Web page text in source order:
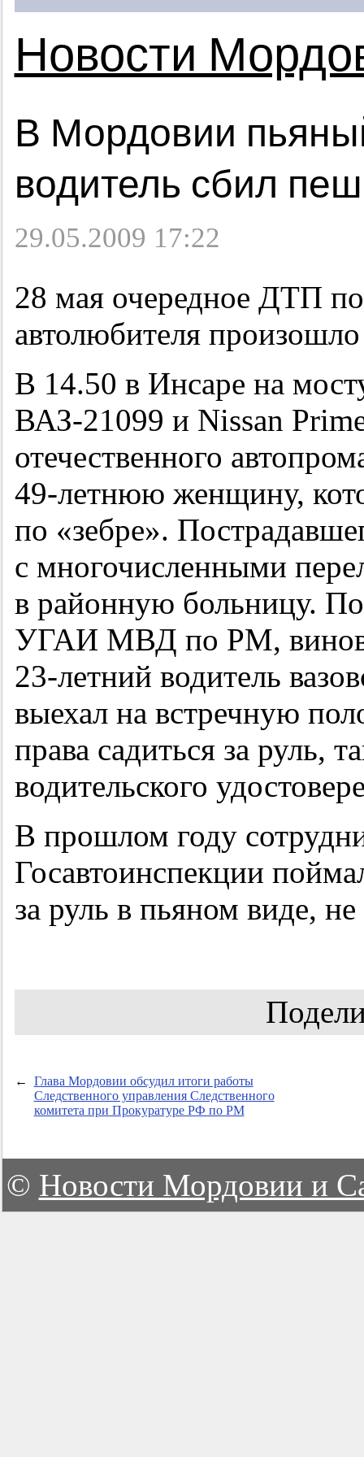
Новости
В Мордовии
водитель сбил
29.05.2009 17:22
28 мая очередное ДТП по
автолюбителя
В 14.50 в Инсаре на
ВАЗ-21099 и Nissan
отечественного
49-летнюю женщину,
по «зебре».
с многочисленными
в районную больницу.
УГАИ МВД по РМ,
23-летний водитель
выехал на встречную
права садиться за руль,
водительского
В прошлом году
Госавтоинспекции
за руль в пьяном виде,
←
Глава Мордовии обсудил итоги работы
Следственного управления Следственного
комитета при Прокуратуре РФ по РМ
© Новости Мордовии и